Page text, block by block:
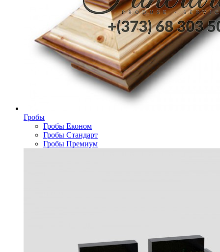
Гробы
Гробы Економ
Гробы Стандарт
Гробы Премиум